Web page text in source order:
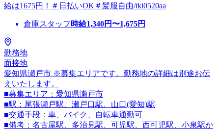
給は1675円！＃日払いOK＃髪服自由/tki0520aa
倉庫スタッフ 時給1,340円〜1,675円
勤務地
面接地
愛知県瀬戸市 ※募集エリアです。勤務地の詳細は別途お伝
えいたします。
■募集エリア：愛知県瀬戸市
■駅：尾張瀬戸駅、瀬戸口駅、山口(愛知)駅
■交通手段：車、バイク、自転車通勤可
■備考：名古屋駅、多治見駅、可児駅、西可児駅、小泉駅か